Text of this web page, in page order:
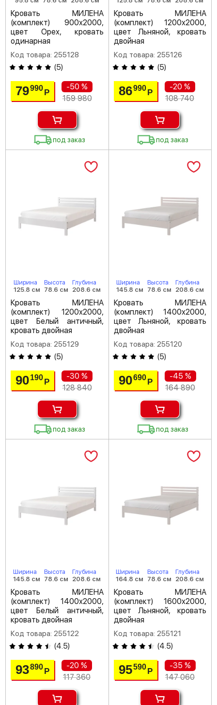
Кровать МИЛЕНА
(комплект) 900х2000,
цвет Орех, кровать
одинарная
Код товара: 255128
(5)
79990 Р
-50 %
159 980
под заказ
Кровать МИЛЕНА
(комплект) 1200х2000,
цвет Льняной, кровать
двойная
Код товара: 255126
(5)
86990 Р
-20 %
108 740
под заказ
Ширина
125.8 см
Высота
78.6 см
Глубина
208.6 см
Кровать МИЛЕНА
(комплект) 1200х2000,
цвет Белый античный,
кровать двойная
Код товара: 255129
(5)
90190 Р
-30 %
128 840
под заказ
Ширина
145.8 см
Высота
78.6 см
Глубина
208.6 см
Кровать МИЛЕНА
(комплект) 1400х2000,
цвет Льняной, кровать
двойная
Код товара: 255120
(5)
90690 Р
-45 %
164 890
под заказ
Ширина
145.8 см
Высота
78.6 см
Глубина
208.6 см
Кровать МИЛЕНА
(комплект) 1400х2000,
цвет Белый античный,
кровать двойная
Код товара: 255122
(4.5)
93890 Р
-20 %
117 360
Ширина
164.8 см
Высота
78.6 см
Глубина
208.6 см
Кровать МИЛЕНА
(комплект) 1600х2000,
цвет Льняной, кровать
двойная
Код товара: 255121
(4.5)
95590 Р
-35 %
147 060